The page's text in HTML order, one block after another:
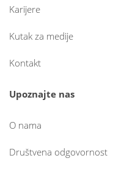
Karijere
Kutak za medije
Kontakt
Upoznajte nas
O nama
Društvena odgovornost